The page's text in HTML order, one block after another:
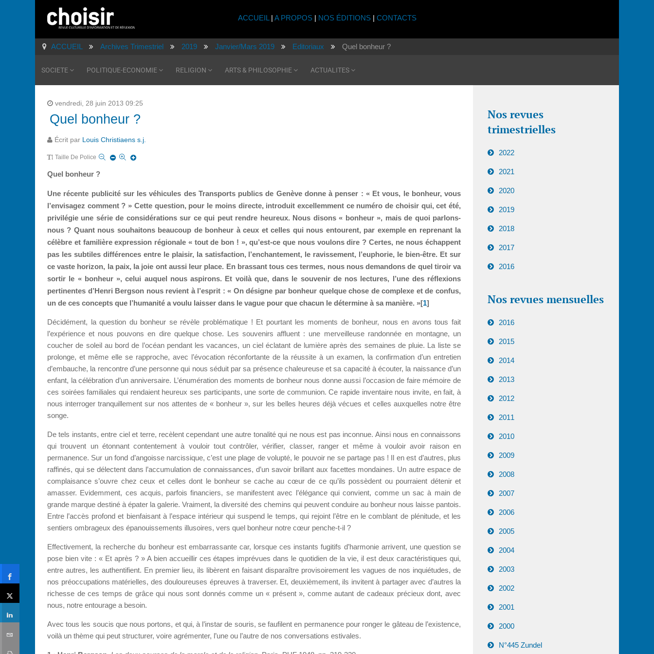
ACCUEIL | A PROPOS| NOS ÉDITIONS| CONTACTS
ACCUEIL Archives Trimestriel 2019 Janvier/Mars 2019 Editoriaux Quel bonheur ?
SOCIETE POLITIQUE-ECONOMIE RELIGION ARTS & PHILOSOPHIE ACTUALITES
vendredi, 28 juin 2013 09:25
Quel bonheur ?
Écrit par Louis Christiaens s.j.
Taille De Police
Quel bonheur ?
Une récente publicité sur les véhicules des Transports publics de Genève donne à penser : « Et vous, le bonheur, vous
l’envisagez comment ? » Cette question, pour le moins directe, introduit excellemment ce numéro de choisir qui, cet été,
privilégie une série de considérations sur ce qui peut rendre heureux. Nous disons « bonheur », mais de quoi parlons-
nous ? Quant nous souhaitons beaucoup de bonheur à ceux et celles qui nous entourent, par exemple en reprenant la
célèbre et familière expression régionale « tout de bon ! », qu’est-ce que nous voulons dire ? Certes, ne nous échappent
pas les subtiles différences entre le plaisir, la satisfaction, l’enchantement, le ravissement, l’euphorie, le bien-être. Et sur
ce vaste horizon, la paix, la joie ont aussi leur place. En brassant tous ces termes, nous nous demandons de quel tiroir va
sortir le « bonheur », celui auquel nous aspirons. Et voilà que, dans le souvenir de nos lectures, l’une des réflexions
pertinentes d’Henri Bergson nous revient à l’esprit : « On désigne par bonheur quelque chose de complexe et de confus,
un de ces concepts que l’humanité a voulu laisser dans le vague pour que chacun le détermine à sa manière. »[1]
Décidément, la question du bonheur se révèle problématique ! Et pourtant les moments de bonheur, nous en avons tous fait
l’expérience et nous pouvons en dire quelque chose. Les souvenirs affluent : une merveilleuse randonnée en montagne, un
coucher de soleil au bord de l’océan pendant les vacances, un ciel éclatant de lumière après des semaines de pluie. La liste se
prolonge, et même elle se rapproche, avec l’évocation réconfortante de la réussite à un examen, la confirmation d’un entretien
d’embauche, la rencontre d’une personne qui nous séduit par sa présence chaleureuse et sa capacité à écouter, la naissance d’un
enfant, la célébration d’un anniversaire. L’énumération des moments de bonheur nous donne aussi l’occasion de faire mémoire de
ces soirées familiales qui rendaient heureux ses participants, une sorte de communion. Ce rapide inventaire nous invite, en fait, à
nous interroger tranquillement sur nos attentes de « bonheur », sur les belles heures déjà vécues et celles auxquelles notre être
songe.
De tels instants, entre ciel et terre, recèlent cependant une autre tonalité qui ne nous est pas inconnue. Ainsi nous en connaissons
qui trouvent un étonnant contentement à vouloir tout contrôler, vérifier, classer, ranger et même à vouloir avoir raison en
permanence. Sur un fond d’angoisse narcissique, c’est une plage de volupté, le pouvoir ne se partage pas ! Il en est d’autres, plus
raffinés, qui se délectent dans l’accumulation de connaissances, d’un savoir brillant aux facettes mondaines. Un autre espace de
complaisance s’ouvre chez ceux et celles dont le bonheur se cache au cœur de ce qu’ils possèdent ou pourraient détenir et
amasser. Evidemment, ces acquis, parfois financiers, se manifestent avec l’élégance qui convient, comme un sac à main de
grande marque destiné à épater la galerie. Vraiment, la diversité des chemins qui peuvent conduire au bonheur nous laisse pantois.
Entre l’accès profond et bienfaisant à l’espace intérieur qui suspend le temps, qui rejoint l’être en le comblant de plénitude, et les
sentiers ombrageux des épanouissements illusoires, vers quel bonheur notre cœur penche-t-il ?
Effectivement, la recherche du bonheur est embarrassante car, lorsque ces instants fugitifs d’harmonie arrivent, une question se
pose bien vite : « Et après ? » A bien accueillir ces étapes imprévues dans le quotidien de la vie, il est deux caractéristiques qui,
entre autres, les authentifient. En premier lieu, ils libèrent en faisant disparaître provisoirement les vagues de nos inquiétudes, de
nos préoccupations matérielles, des douloureuses épreuves à traverser. Et, deuxièmement, ils invitent à partager avec d’autres la
richesse de ces temps de grâce qui nous sont donnés comme un « présent », comme autant de cadeaux précieux dont, avec
nous, notre entourage a besoin.
Avec tous les soucis que nous portons, et qui, à l’instar de souris, se faufilent en permanence pour ronger le gâteau de l’existence,
voilà un thème qui peut structurer, voire agrémenter, l’une ou l’autre de nos conversations estivales.
Nos revues
trimestrielles
2022
2021
2020
2019
2018
2017
2016
Nos revues mensuelles
2016
2015
2014
2013
2012
2011
2010
2009
2008
2007
2006
2005
2004
2003
2002
2001
2000
N°445 Zundel